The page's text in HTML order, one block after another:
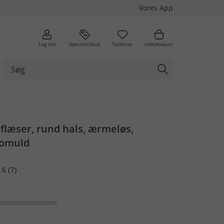
Vores App
Log ind Specialtilbud Tjekliste Indkøbskurv
rund hals, ærmeløs,
(7)